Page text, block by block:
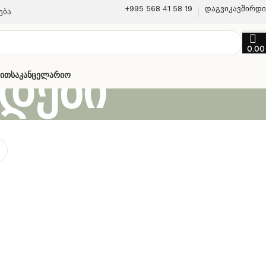
+995 568 41 58 19
0.00
Საკანცელარიო